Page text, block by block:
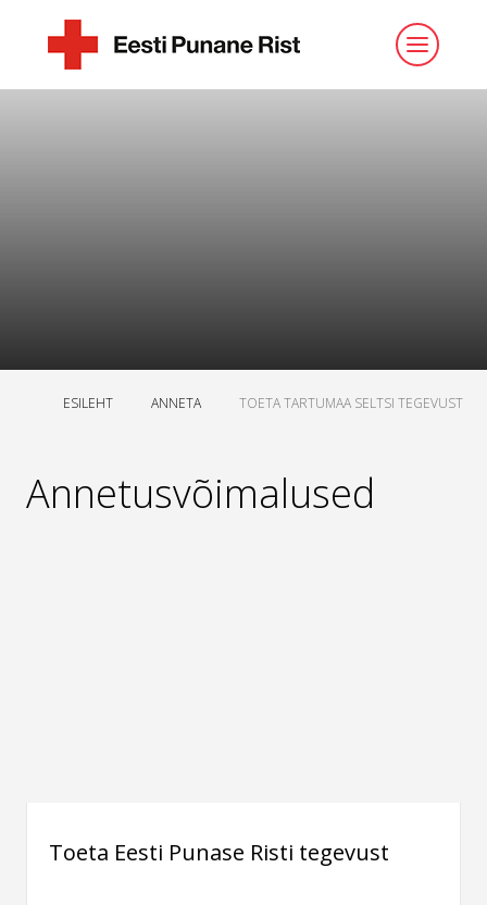
ESILEHT ANNETA TOETA TARTUMAA SELTSI TEGEVUST
Annetusvõimalused
Toeta Eesti Punase Risti tegevust